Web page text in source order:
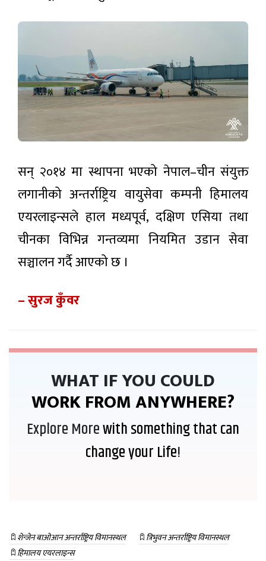
सन् २०१४ मा स्थापना भएको नेपाल–चीन संयुक्त
लगानीको अन्तर्राष्ट्रिय वायुसेवा कम्पनी हिमालय
एयरलाइन्सले हाल मध्यपूर्व, दक्षिण एसिया तथा
चीनका विभिन्न गन्तव्यमा नियमित उडान सेवा
सञ्चालन गर्दै आएको छ ।
– सुरज कुँवर
WHAT IF YOU COULD
WORK FROM ANYWHERE?
Explore Morewith something that can
change your Life!
शेन्जेन बाओआन अन्तर्राष्ट्रिय विमानस्थल
त्रिभुवन अन्तर्राष्ट्रिय विमानस्थल
हिमालय एयरलाइन्स